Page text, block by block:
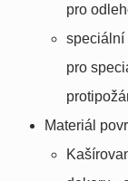
pro
speciální
pro
Materiál